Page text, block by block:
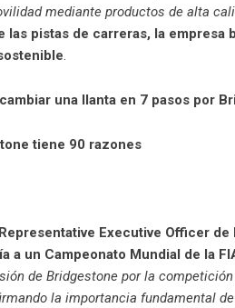
mediante productos de alta
las pistas de carreras, la
.
una llanta en 7 pasos por
tiene 90 razones
Executive Officer
a un Campeonato Mundial de la
de Bridgestone por la
la importancia fundamental